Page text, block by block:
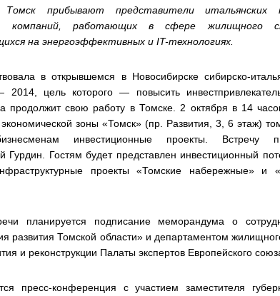
прибывают представители итальянских
компаний, работающих в сфере жилищного
на энергоэффективных и IT-технологиях
в открывшемся в Новосибирске сибирско-
цель которого — повысить
продолжит свою работу в Томске. 2 октября в 14
зоны «Томск» (пр. Развития, 3, 6 этаж)
инвестиционные проекты. Встречу
Гурдин. Гостям будет представлен инвестиционный
проекты «Томские набережные» и
планируется подписание меморандума о
развития Томской области» и департаментом жилищного
и реконструкции Палаты экспертов Европейского
пресс-конференция с участием заместителя